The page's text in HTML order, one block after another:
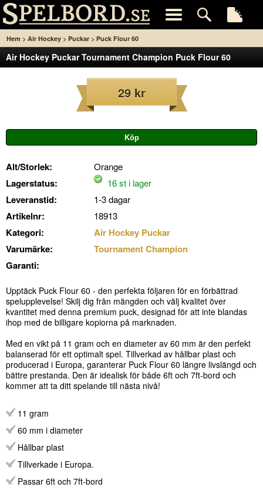
Hem > Air Hockey > Puckar > Puck Flour 60
Air Hockey Puckar Tournament Champion Puck Flour 60
29 kr
Alt/Storlek: Orange
Lagerstatus: 16 st i lager
Leveranstid: 1-3 dagar
Artikelnr: 18913
Kategori:
Air Hockey Puckar
Varumärke:
Tournament Champion
Garanti:
Upptäck Puck Flour 60 - den perfekta följaren för en förbättrad
spelupplevelse! Skilj dig från mängden och välj kvalitet över
kvantitet med denna premium puck, designad för att inte blandas
ihop med de billigare kopiorna på marknaden.
Med en vikt på 11 gram och en diameter av 60 mm är den perfekt
balanserad för ett optimalt spel. Tillverkad av hållbar plast och
producerad i Europa, garanterar Puck Flour 60 längre livslängd och
bättre prestanda. Den är idealisk för både 6ft och 7ft-bord och
kommer att ta ditt spelande till nästa nivå!
11 gram
60 mm i diameter
Hållbar plast
Tillverkade i Europa.
Passar 6ft och 7ft-bord